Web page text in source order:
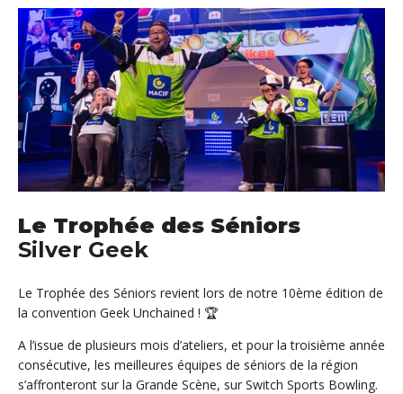
Le Trophée des Séniors
Silver Geek
Le Trophée des Séniors revient lors de notre 10ème édition de
la convention Geek Unchained ! 🏆
A l’issue de plusieurs mois d’ateliers, et pour la troisième année
consécutive, les meilleures équipes de séniors de la région
s’affronteront sur la Grande Scène, sur Switch Sports Bowling.